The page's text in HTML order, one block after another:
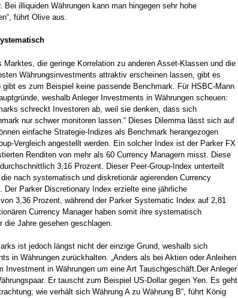
Bei illiquiden Währungen kann man hingegen sehr hohe
führt Olive aus.
Marktes, die geringe Korrelation zu anderen Asset-Klassen und die
Währungsinvestments attraktiv erscheinen lassen, gibt es
es zum Beispiel keine passende Benchmark. Für HSBC-Mann
weshalb Anleger Investments in Währungen scheuen:
schreckt Investoren ab, weil sie denken, dass sich
nur schwer monitoren lassen.“ Dieses Dilemma lässt sich auf
einfache Strategie-Indizes als Benchmark herangezogen
Vergleich angestellt werden. Ein solcher Index ist der Parker FX
Renditen­ von mehr als 60 Currency Managern misst. Diese
3,16 Prozent. Dieser Peer-Group-Index unterteilt
nach systematisch und diskretionär­ agierenden Currency
Der Parker Discretionary Index erzielte eine jährliche
3,36 Prozent, während der Parker Systematic Index auf 2,81
Currency Manager haben somit ihre systematisch
die Jahre gesehen geschlagen.
ist jedoch längst nicht der einzige Grund, weshalb sich
in Währungen zurückhalten. „Anders als bei Aktien oder Anleihen
Investment in Währungen um eine Art Tauschgeschäft.Der Anleger
Er tauscht zum Beispiel US-Dollar gegen Yen. Es geht
wie verhält sich Währung A zu Währung B“, führt König